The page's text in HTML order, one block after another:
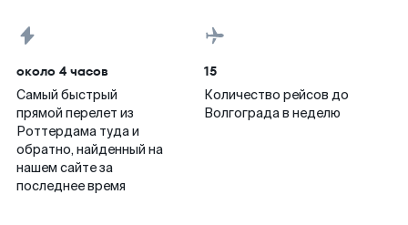
около 4 часов
Самый быстрый
прямой перелет из
Роттердама туда и
обратно, найденный на
нашем сайте за
последнее время
15
Количество рейсов до
Волгограда в неделю